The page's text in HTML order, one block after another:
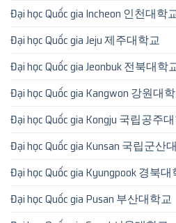
Đại học Quốc gia Incheon 인천대학
Đại học Quốc gia Jeju 제주대학교
Đại học Quốc gia Jeonbuk 전북대학
Đại học Quốc gia Kangwon 강원대
Đại học Quốc gia Kongju 국립공주
Đại học Quốc gia Kunsan 국립군산
Đại học Quốc gia Kyungpook 경북
Đại học Quốc gia Pusan 부산대학교